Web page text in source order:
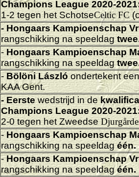
Champions League 2020-
1-2 tegen het SchotseCeltic FC
-Hongaars Kampioenschap
rangschikking na speeldag
-Hongaars Kampioenschap
rangschikking na speeldag
-Bölöni Lászlóondertekent
KAA Gent.
- Eerstewedstrijd in de
Champions League 2020-
2-0 tegen het Zweedse
-Hongaars Kampioenschap
rangschikking na speeldagéén.
-Hongaars Kampioenschap
rangschikking na speeldagéén.